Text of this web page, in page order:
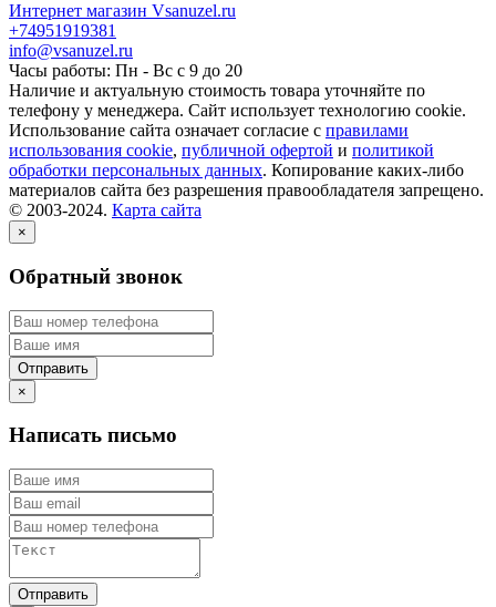
Интернет магазин Vsanuzel.ru
+74951919381
info@vsanuzel.ru
Часы работы: Пн - Вс с 9 до 20
Наличие и актуальную стоимость товара уточняйте по
телефону у менеджера. Сайт использует технологию cookie.
Использование сайта означает согласие с правилами
использования cookie, публичной офертой и политикой
обработки персональных данных. Копирование каких-либо
материалов сайта без разрешения правообладателя запрещено.
© 2003-2024. Карта сайта
×
Обратный звонок
×
Написать письмо